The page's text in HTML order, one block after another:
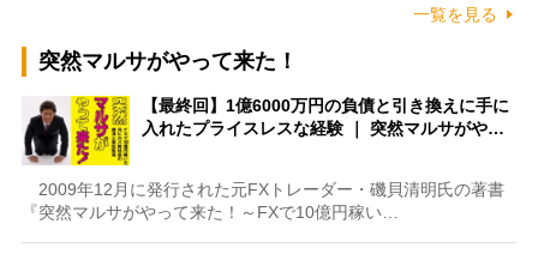
一覧を見る
突然マルサがやって来た！
【最終回】1億6000万円の負債と引き換えに手に
入れたプライスレスな経験 ｜ 突然マルサがや…
2009年12月に発行された元FXトレーダー・磯貝清明氏の著書
『突然マルサがやって来た！～FXで10億円稼い…